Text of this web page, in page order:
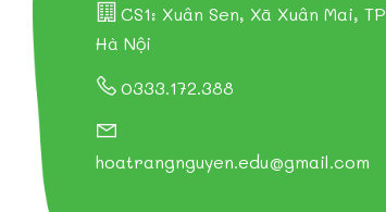
CS1: Xuân Sen, Xã Xuân Mai, TP
Hà Nội
0333.172.388
hoatrangnguyen.edu@gmail.com